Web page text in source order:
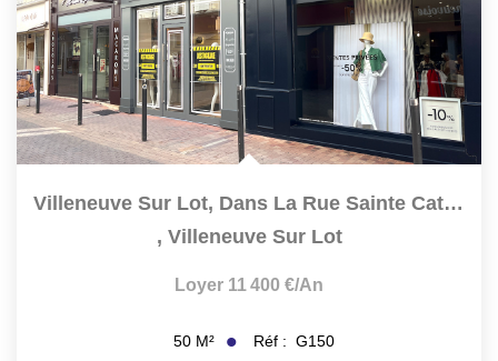
Villeneuve Sur Lot, Dans La Rue Sainte Catherine, Local...
, Villeneuve Sur Lot
Loyer 11 400 €/an
50 M² Réf : G150